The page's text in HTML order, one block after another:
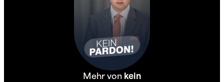
Mehr von kein